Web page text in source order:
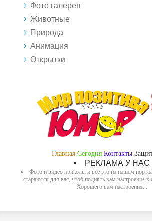
Фото галерея
Животные
Природа
Анимация
Открытки
Главная Сегодня Контакты
РЕКЛАМА У НАС
Фото и видео приколы и всё это на нашем
стараются для вас, чтоб поднять вам настроение в
Хорошего вам настроения...